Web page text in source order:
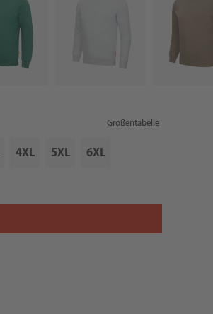
Größentabelle
4XL 5XL 6XL